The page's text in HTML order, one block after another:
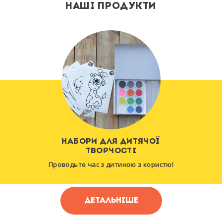
НАШІ ПРОДУКТИ
НАБОРИ ДЛЯ ДИТЯЧОЇ
ТВОРЧОСТІ
Проводьте час з дитиною з користю!
ДЕТАЛЬНІШЕ